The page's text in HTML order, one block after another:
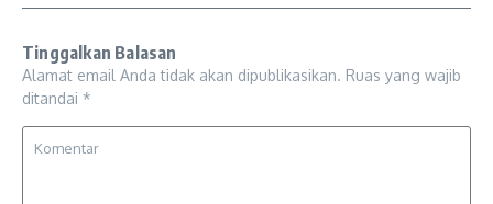
Tinggalkan Balasan
Alamat email Anda tidak akan dipublikasikan. Ruas yang wajib
ditandai *